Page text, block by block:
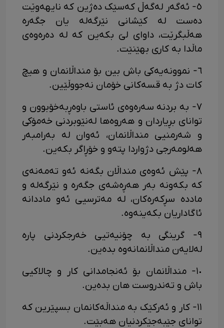
٥- ئەگەر لەگەڵ کەسێک دەژین کە نایهەوێت
دەست لە کێشانی نێرگەلە یان جگەرە
هەڵبگرێت، داوای لێ بکەین کە لە دەرەوەی
ماڵدا بە کاری بهێنێت.
٦- نموونەیەکی باش بین بۆ منداڵانمان و هیچ
کات دژ بە قسەکانی خۆمان نەجووڵێین.
٧- بە بردنە سەرەوەی ئاستی باوەڕبەخۆبوون و
توانای بڕیاردان و هەروەها لەنێوبردنی خەمۆکی
و شەرمنیی منداڵانمان، ئەوان لە بەرامبەر
هەلومەرجی دژواردا پتەو و خۆڕاگر بکەین.
٨- پێش ئەوەی منداڵان بگەنە ئەو تەمەنەی
کە بکەونە بەر هەڕەشەی جگەرە و نێرگەلە و
ماددە سڕکەرەکان، لە مەترسیی ئەو ماددانە
ئاگاداریان بکەینەوە.
٩- گرینگی بە چۆنیەتیی خەرجکردنی پارە
لەلایەن منداڵانمانەوە بدەین.
١٠- منداڵانمان بۆ ئەنجامدانی کار و چالاکیی
باش و تەندروست هان بدەین.
١١- کار و ئەرکێک بە منداڵەکانمان بسپێرین کە
توانای جێبەجێکردنیان هەبێت.